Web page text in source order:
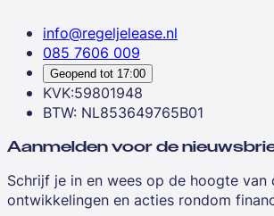
info@regeljelease.nl
085 7606 009
Geopend tot 17:00
KVK:59801948
BTW: NL853649765B01
Aanmelden voor de
Schrijf je in en wees op de hoogte van
ontwikkelingen en acties rondom